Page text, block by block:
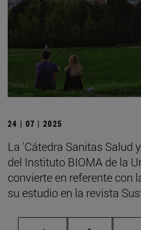
24 | 07 | 2025
La 'Cátedra Sanitas Salud
del Instituto BIOMA de la
convierte en referente con
su estudio en la revista